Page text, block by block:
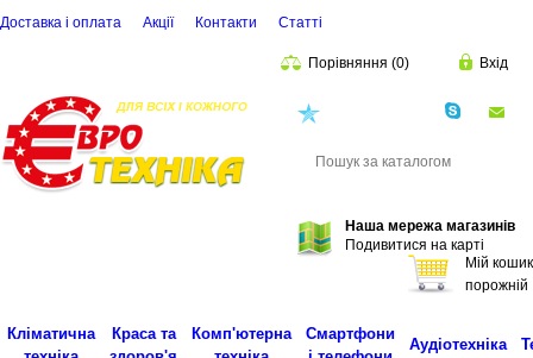
Доставка і оплата Акції Контакти Статті
Порівняння (0) Вхід
Наша мережа магазинів
Подивитися на карті
Мій кошик
порожній
Кліматична
Краса та
Комп'ютерна
Смартфони
Аудіотехніка